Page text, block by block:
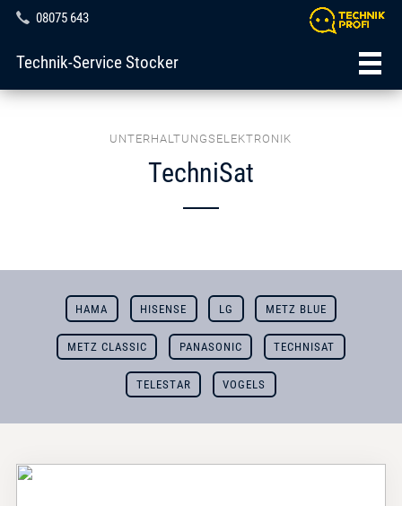
08075 643
Technik-Service Stocker
UNTERHALTUNGSELEKTRONIK
TechniSat
HAMA HISENSE LG METZ BLUE
METZ CLASSIC PANASONIC TECHNISAT
TELESTAR VOGELS